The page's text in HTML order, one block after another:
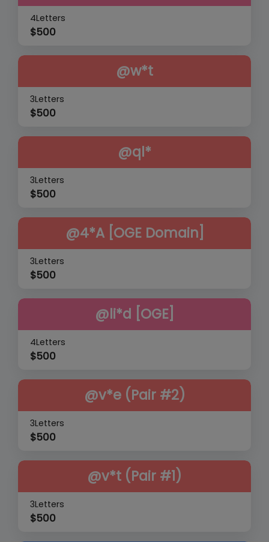
4Letters
$500
@w*t
3Letters
$500
@ql*
3Letters
$500
@4*A [OGE Domain]
3Letters
$500
@li*d [OGE]
4Letters
$500
@v*e (Pair #2)
3Letters
$500
@v*t (Pair #1)
3Letters
$500